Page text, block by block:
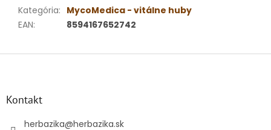
Kategória: MycoMedica - vitálne huby
EAN: 8594167652742
Kontakt
herbazika@herbazika.sk